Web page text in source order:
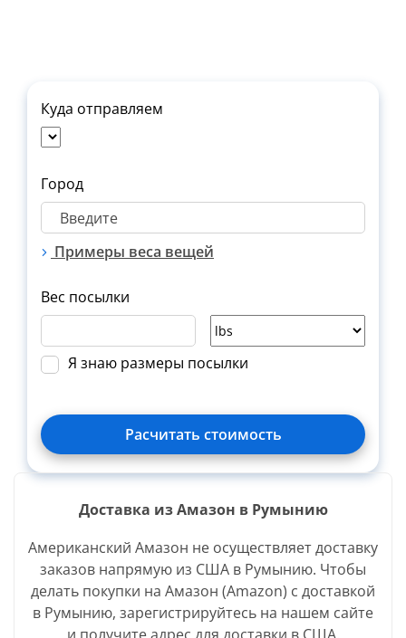
Куда отправляем
Город
Примеры веса вещей
Вес посылки
Я знаю размеры посылки
Расчитать стоимость
доставки
Название Зверн.
В стоимость услуг бесплатно входит:
Доставка из Амазон в Румынию
Американский Амазон не осуществляет доставку
заказов напрямую из США в Румынию. Чтобы
делать покупки на Амазон (Amazon) с доставкой
в Румынию, зарегистрируйтесь на нашем сайте